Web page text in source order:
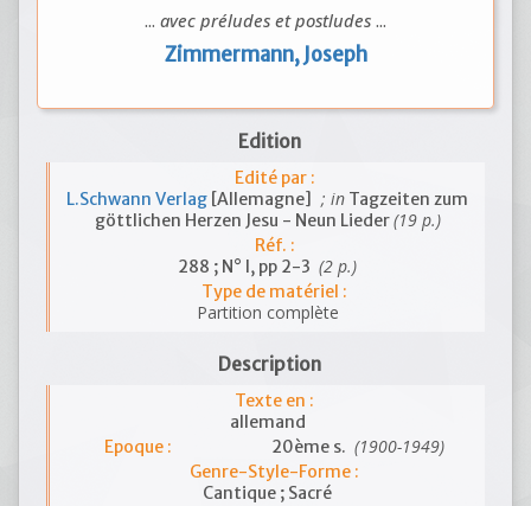
... avec préludes et postludes ...
Zimmermann, Joseph
Edition
Edité par :
L.Schwann Verlag [Allemagne] ; in Tagzeiten zum
göttlichen Herzen Jesu - Neun Lieder(19 p.)
Réf. :
288 ; N° I, pp 2-3 (2 p.)
Type de matériel :
Partition complète
Description
Texte en :
allemand
Epoque :
20ème s. (1900-1949)
Genre-Style-Forme :
Cantique ; Sacré